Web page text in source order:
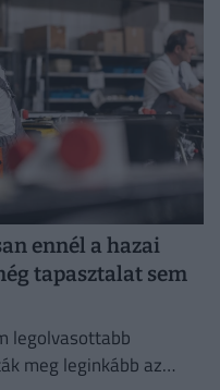
ennél a hazai
tapasztalat sem
legolvasottabb
meg leginkább az